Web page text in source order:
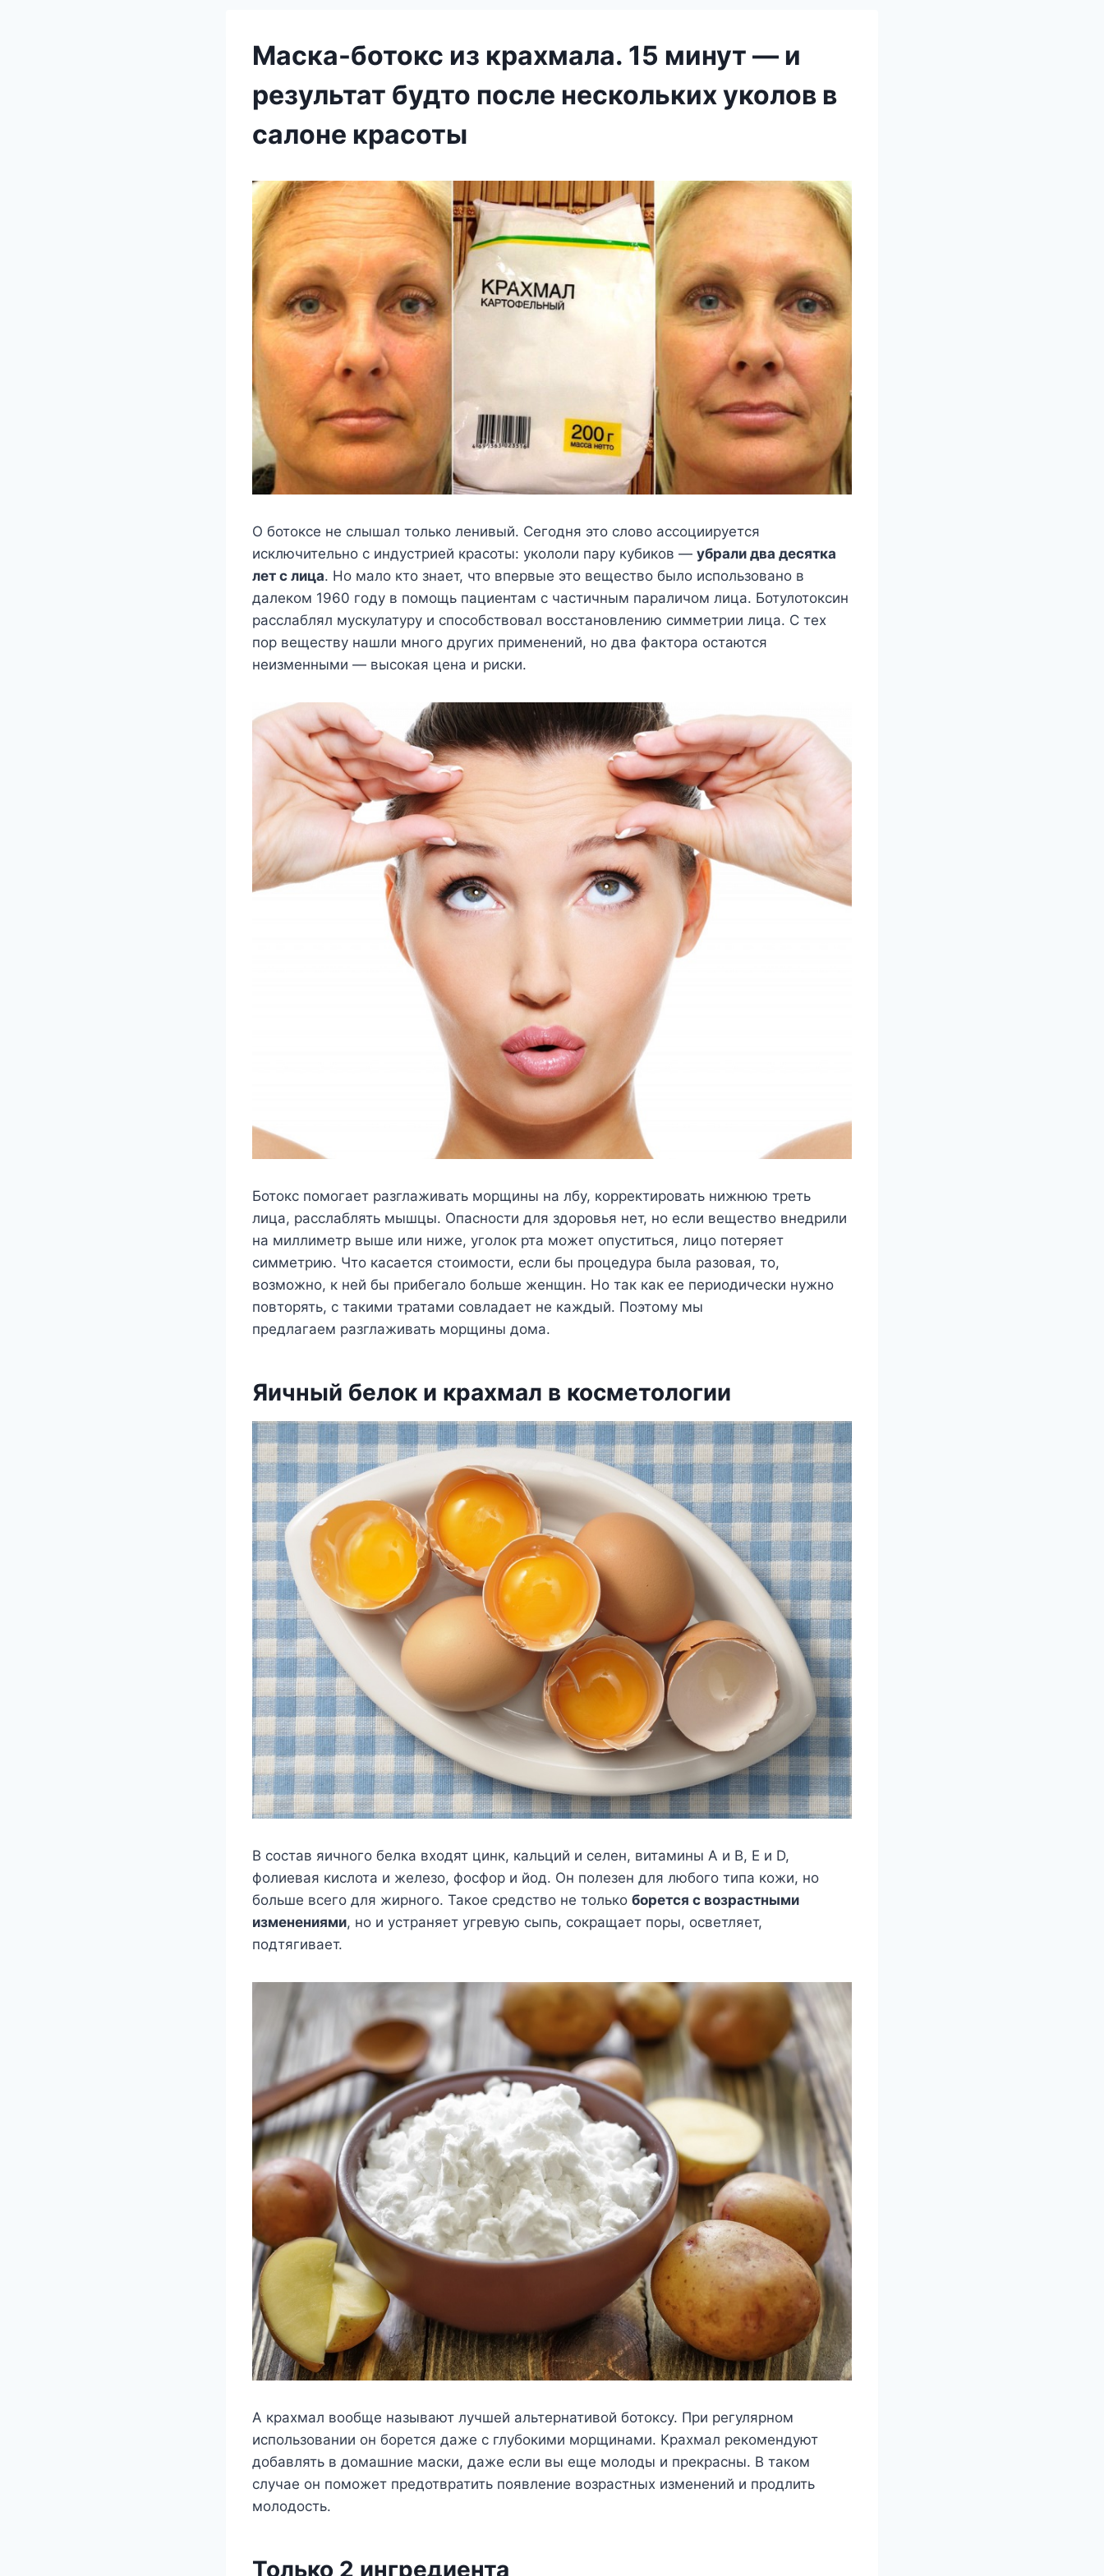
Маска-ботокс из крахмала. 15 минут — и
результат будто после нескольких уколов в
салоне красоты
О ботоксе не слышал только ленивый. Сегодня это слово ассоциируется
исключительно с индустрией красоты: укололи пару кубиков — убрали два десятка
лет с лица. Но мало кто знает, что впервые это вещество было использовано в
далеком 1960 году в помощь пациентам с частичным параличом лица. Ботулотоксин
расслаблял мускулатуру и способствовал восстановлению симметрии лица. С тех
пор веществу нашли много других применений, но два фактора остаются
неизменными — высокая цена и риски.
Ботокс помогает разглаживать морщины на лбу, корректировать нижнюю треть
лица, расслаблять мышцы. Опасности для здоровья нет, но если вещество внедрили
на миллиметр выше или ниже, уголок рта может опуститься, лицо потеряет
симметрию. Что касается стоимости, если бы процедура была разовая, то,
возможно, к ней бы прибегало больше женщин. Но так как ее периодически нужно
повторять, с такими тратами совладает не каждый. Поэтому мы
предлагаем разглаживать морщины дома.
Яичный белок и крахмал в косметологии
В состав яичного белка входят цинк, кальций и селен, витамины А и В, Е и D,
фолиевая кислота и железо, фосфор и йод. Он полезен для любого типа кожи, но
больше всего для жирного. Такое средство не только борется с возрастными
изменениями, но и устраняет угревую сыпь, сокращает поры, осветляет,
подтягивает.
А крахмал вообще называют лучшей альтернативой ботоксу. При регулярном
использовании он борется даже с глубокими морщинами. Крахмал рекомендуют
добавлять в домашние маски, даже если вы еще молоды и прекрасны. В таком
случае он поможет предотвратить появление возрастных изменений и продлить
молодость.
Только 2 ингредиента